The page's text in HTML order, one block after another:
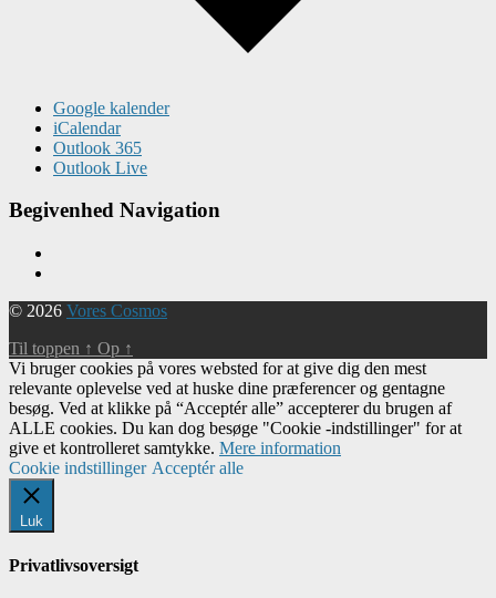
Google kalender
iCalendar
Outlook 365
Outlook Live
Begivenhed Navigation
© 2026 Vores Cosmos
Til toppen ↑ Op ↑
Vi bruger cookies på vores websted for at give dig den mest
relevante oplevelse ved at huske dine præferencer og gentagne
besøg. Ved at klikke på “Acceptér alle” accepterer du brugen af ​​
ALLE cookies. Du kan dog besøge "Cookie -indstillinger" for at
give et kontrolleret samtykke. Mere information
Cookie indstillinger Acceptér alle
Luk
Privatlivsoversigt